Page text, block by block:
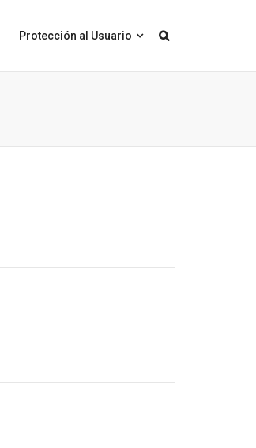
Protección al Usuario